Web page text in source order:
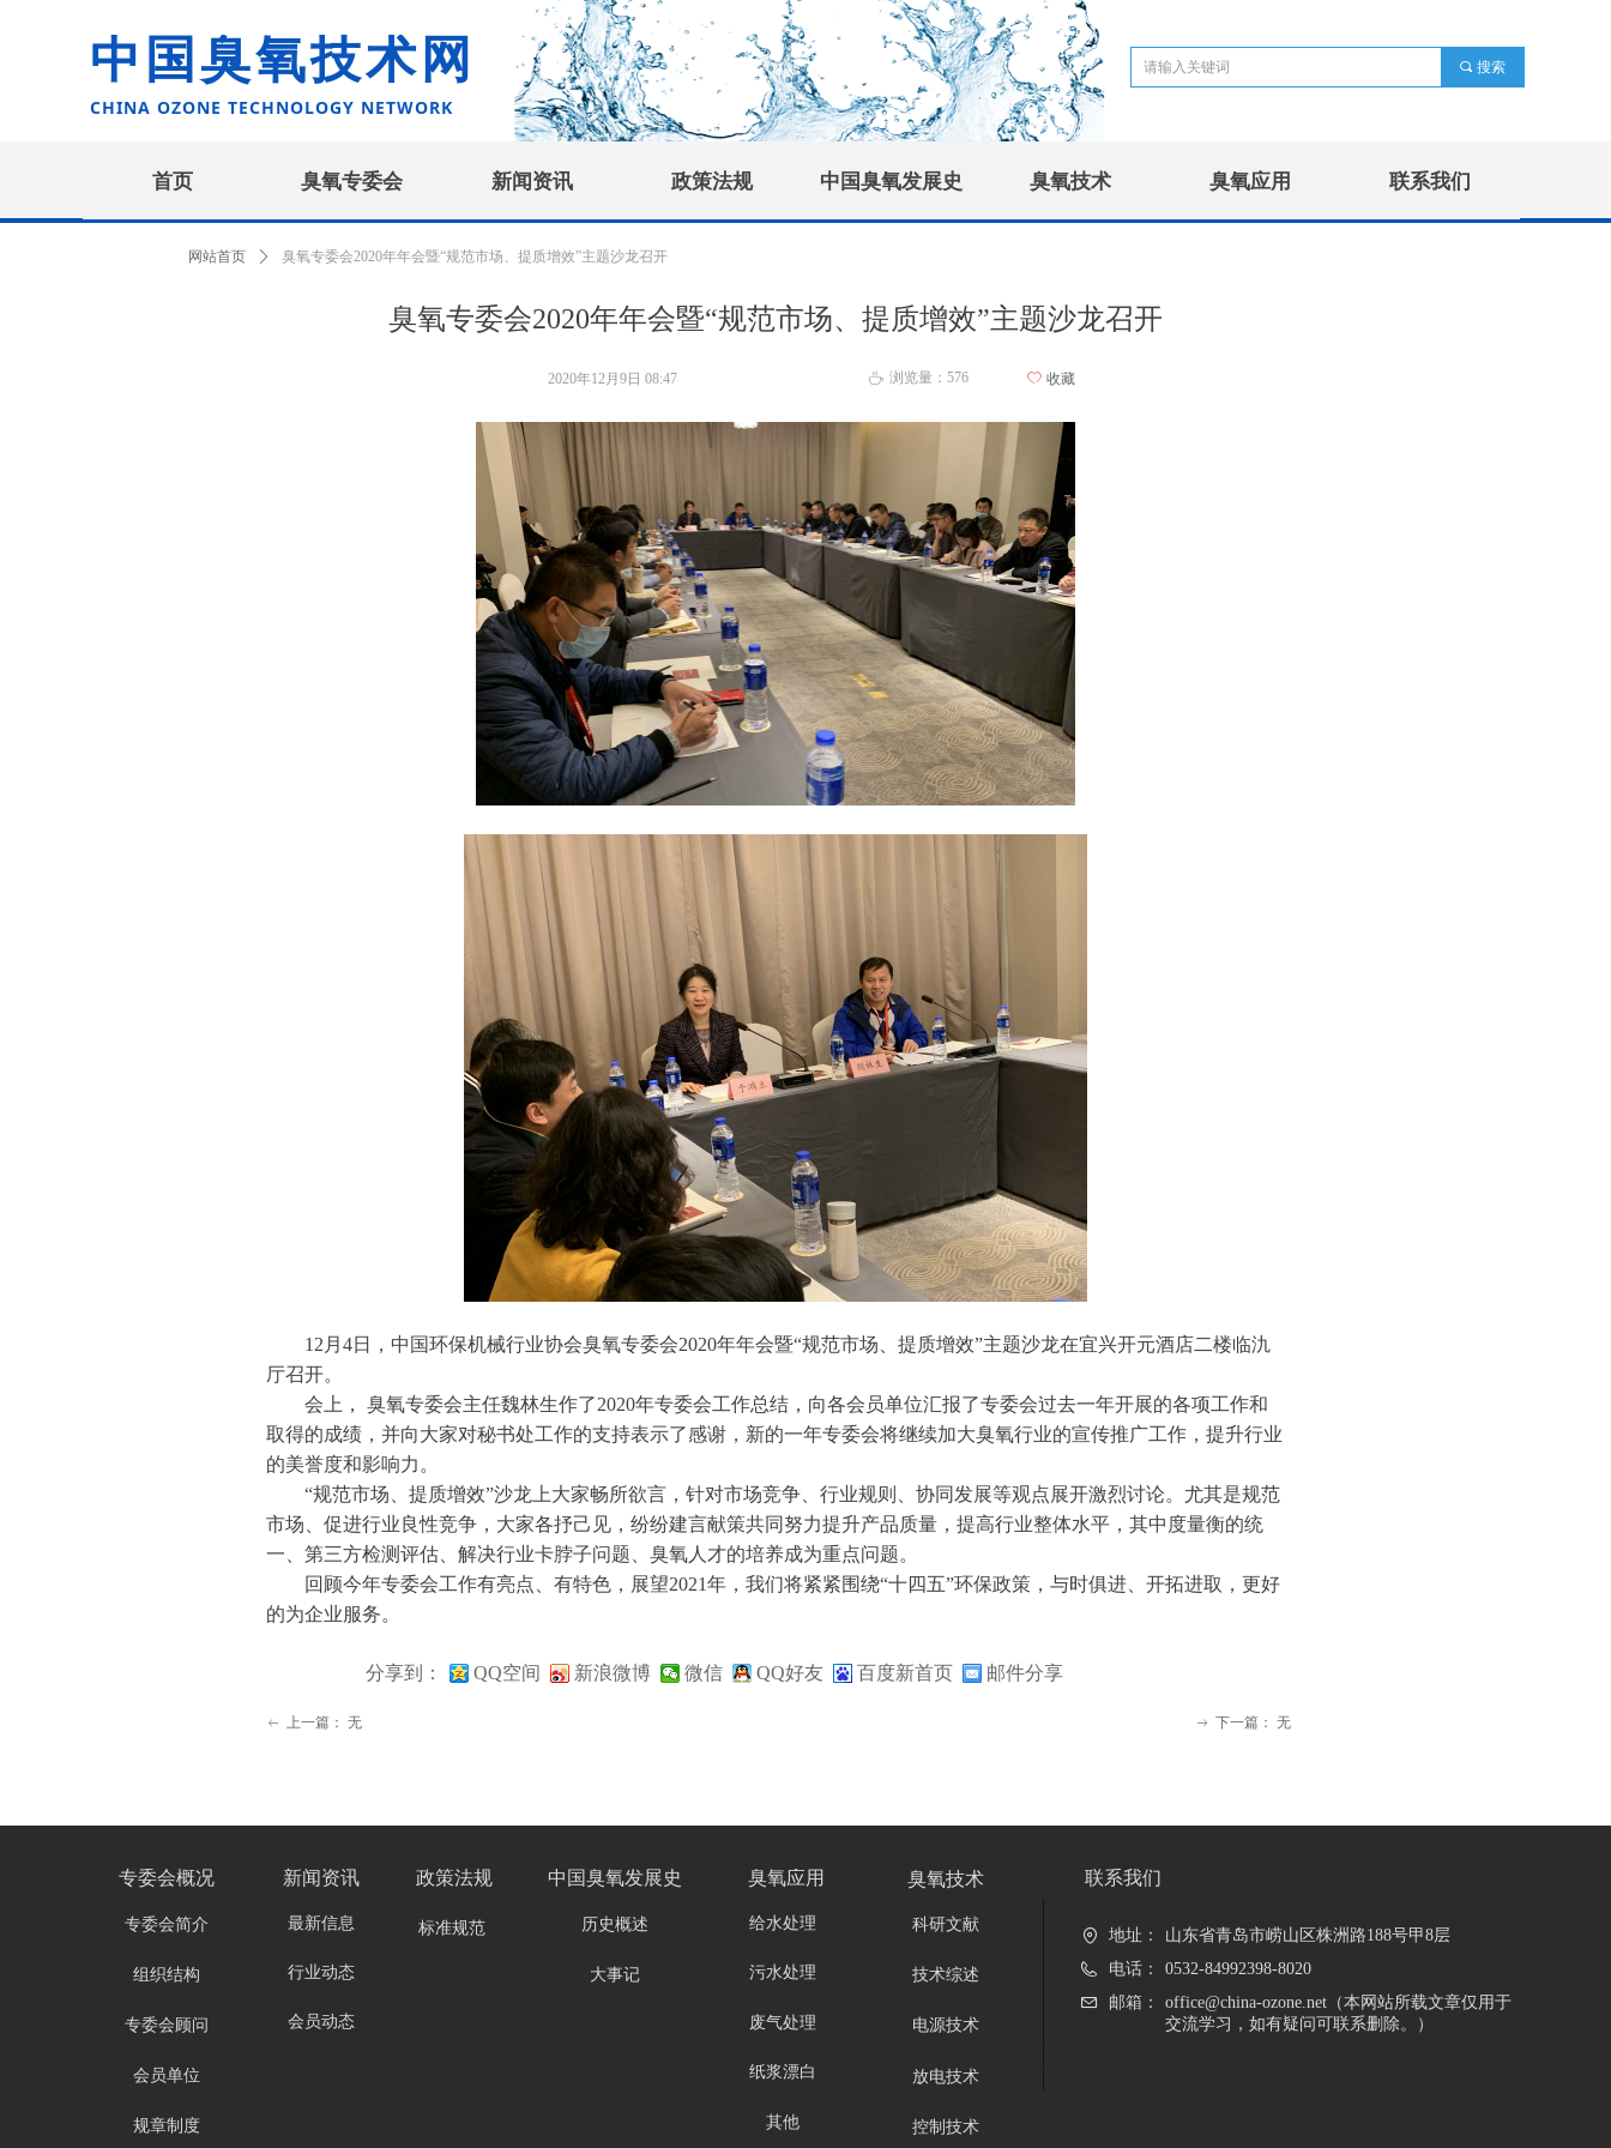
끠 搜索
中国臭氧技术网
CHINA OZONE TECHNOLOGY NETWORK
首页 臭氧专委会 新闻资讯 政策法规 中国臭氧发展史 臭氧技术 臭氧应用 联系我们
臭氧专委会2020年年会暨“规范市场、提质增效”主题沙龙召开
网站首页 ꄲ 臭氧专委会2020年年会暨“规范市场、提质增效”主题沙龙召开
12月4日，中国环保机械行业协会臭氧专委会2020年年会暨“规范市场、提质增效”主题沙龙在宜兴开元酒店二楼临氿
厅召开。
会上， 臭氧专委会主任魏林生作了2020年专委会工作总结，向各会员单位汇报了专委会过去一年开展的各项工作和
取得的成绩，并向大家对秘书处工作的支持表示了感谢，新的一年专委会将继续加大臭氧行业的宣传推广工作，提升行业
的美誉度和影响力。
“规范市场、提质增效”沙龙上大家畅所欲言，针对市场竞争、行业规则、协同发展等观点展开激烈讨论。尤其是规范
市场、促进行业良性竞争，大家各抒己见，纷纷建言献策共同努力提升产品质量，提高行业整体水平，其中度量衡的统
一、第三方检测评估、解决行业卡脖子问题、臭氧人才的培养成为重点问题。
回顾今年专委会工作有亮点、有特色，展望2021年，我们将紧紧围绕“十四五”环保政策，与时俱进、开拓进取，更好
的为企业服务。
2020年12月9日 08:47 ꄘ 浏览量： 576 ꄀ 收藏
ꂃ 上一篇： 无 ꁹ 下一篇： 无
分享到： QQ空间 新浪微博 微信 QQ好友 百度新首页 邮件分享
专委会简介
组织结构
专委会顾问
会员单位
规章制度
中国臭氧发展史
专委会概况 新闻资讯
地址：
山东省青岛市崂山区株洲路188号甲8层
电话：
0532-84992398-8020
邮箱：
office@china-ozone.net（本网站所载文章仅用于
交流学习，如有疑问可联系删除。）
联系我们
给水处理
污水处理
废气处理
纸浆漂白
其他
臭氧应用
标准规范
政策法规
科研文献
技术综述
电源技术
放电技术
控制技术
臭氧技术
最新信息
行业动态
会员动态
历史概述
大事记